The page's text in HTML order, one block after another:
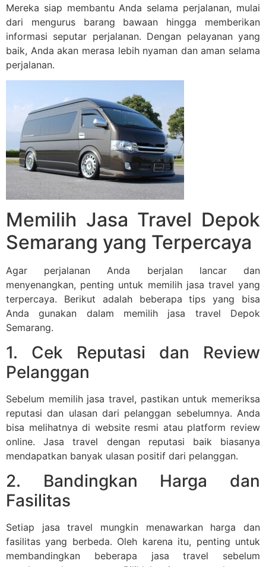
Mereka siap membantu Anda selama perjalanan, mulai
dari mengurus barang bawaan hingga memberikan
informasi seputar perjalanan. Dengan pelayanan yang
baik, Anda akan merasa lebih nyaman dan aman selama
perjalanan.
Memilih Jasa Travel Depok
Semarang yang Terpercaya
Agar perjalanan Anda berjalan lancar dan
menyenangkan, penting untuk memilih jasa travel yang
terpercaya. Berikut adalah beberapa tips yang bisa
Anda gunakan dalam memilih jasa travel Depok
Semarang.
1. Cek Reputasi dan Review
Pelanggan
Sebelum memilih jasa travel, pastikan untuk memeriksa
reputasi dan ulasan dari pelanggan sebelumnya. Anda
bisa melihatnya di website resmi atau platform review
online. Jasa travel dengan reputasi baik biasanya
mendapatkan banyak ulasan positif dari pelanggan.
2. Bandingkan Harga dan
Fasilitas
Setiap jasa travel mungkin menawarkan harga dan
fasilitas yang berbeda. Oleh karena itu, penting untuk
membandingkan beberapa jasa travel sebelum